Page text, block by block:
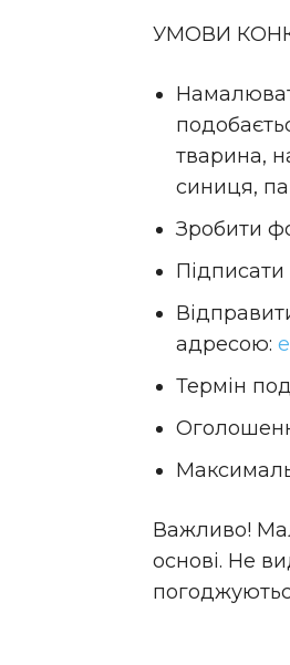
УМОВИ
тварина,
синиця,
Зробити
Підписати
адресою:
Термін
Важливо!
основі. Не